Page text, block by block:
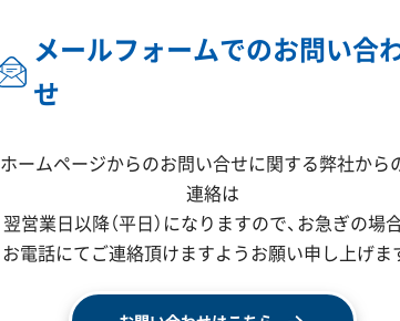
メールフォームでのお問い合
せ
ホームページからのお問い合せに関する弊社から
連絡は
翌営業日以降（平日）になりますので、 お急ぎの場
お電話にてご連絡頂けますようお願い申し上げま